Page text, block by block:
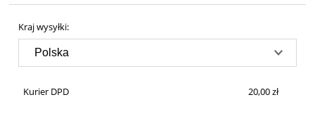
Kraj wysyłki:
Kurier DPD 20,00 zł